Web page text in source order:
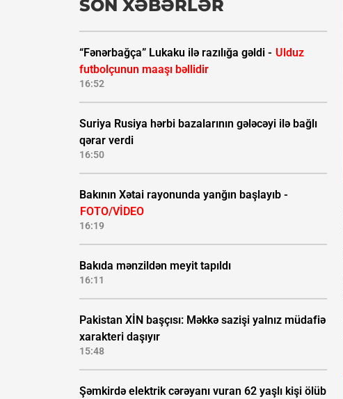
SON XƏBƏRLƏR
“Fənərbağça” Lukaku ilə razılığa gəldi - Ulduz
futbolçunun maaşı bəllidir
16:52
Suriya Rusiya hərbi bazalarının gələcəyi ilə bağlı
qərar verdi
16:50
Bakının Xətai rayonunda yanğın başlayıb -
FOTO/VİDEO
16:19
Bakıda mənzildən meyit tapıldı
16:11
Pakistan XİN başçısı: Məkkə sazişi yalnız müdafiə
xarakteri daşıyır
15:48
Şəmkirdə elektrik cərəyanı vuran 62 yaşlı kişi ölüb